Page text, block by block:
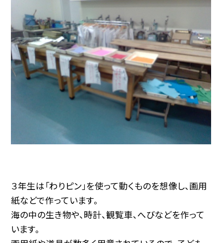
３年生は「わりピン」を使って動くものを想像し、画用
紙などで作っています。
海の中の生き物や、時計、観覧車、へびなどを作って
います。